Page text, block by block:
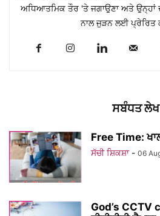
ਅਧਿਆਤਮਿਕ ਤੌਰ 'ਤੇ ਜਗਾਉਣਾ ਅਤੇ ਉਨ੍ਹਾਂ
ਨਾਲ ਜੁੜਨ ਲਈ ਪ੍ਰੇਰਿਤ
ਸਬੰਧਤ ਲੇਖ
Free Time:
ਸੱਚੀ ਸ਼ਿਕਸ਼ਾ - 06
God’s CCTV